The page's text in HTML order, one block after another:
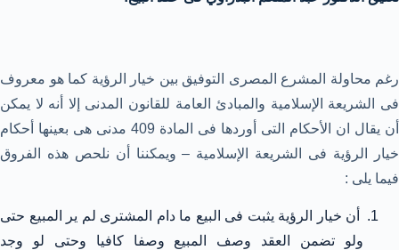
رغم محاولة المشرع المصرى التوفيق بين خيار الرؤية كما هو معروف
فى الشريعة الإسلامية والمبادئ العامة للقانون المدنى إلا أنه لا يمكن
أن يقال ان الأحكام التى أوردها فى المادة 409 مدنى هى بعينها أحكام
خيار الرؤية فى الشريعة الإسلامية – ويمكننا أن نلحص هذه الفروق
فيما يلى :
أن خيار الرؤية يثبت فى البيع ما دام المشترى لم ير المبيع حتى
ولو تضمن العقد وصف المبيع وصفا كافيا وحتى لو وجد